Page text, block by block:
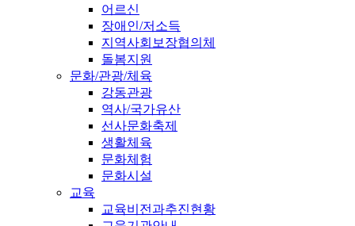
어르신
장애인/저소득
지역사회보장협의체
돌봄지원
문화/관광/체육
강동관광
역사/국가유산
선사문화축제
생활체육
문화체험
문화시설
교육
교육비전과추진현황